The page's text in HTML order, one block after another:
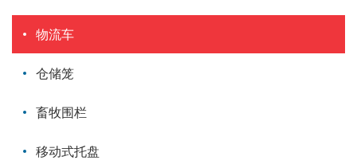
物流车
仓储笼
畜牧围栏
移动式托盘